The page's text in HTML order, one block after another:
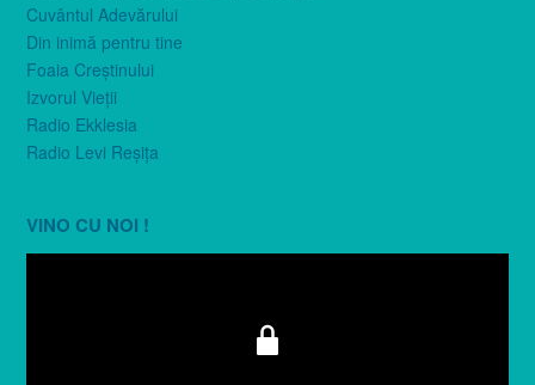
Cuvântul Adevărului
Din inimă pentru tine
Foaia Creştinului
Izvorul Vieţii
Radio Ekklesia
Radio Levi Reşiţa
VINO CU NOI !